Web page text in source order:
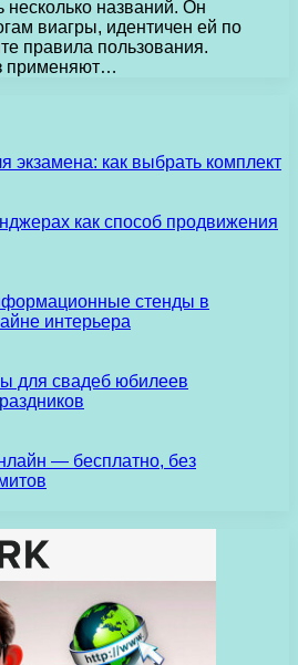
несколько названий. Он
виагры, идентичен ей по
правила пользования.
применяют…
экзамена: как выбрать комплект
как способ продвижения
стенды в
интерьера
для свадеб юбилеев
— бесплатно, без